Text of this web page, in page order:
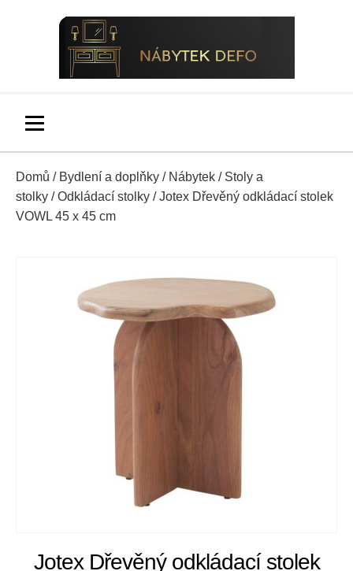
Domů / Bydlení a doplňky / Nábytek / Stoly a
stolky /Odkládací stolky / Jotex Dřevěný odkládací stolek
VOWL 45 x 45 cm
Jotex Dřevěný odkládací stolek